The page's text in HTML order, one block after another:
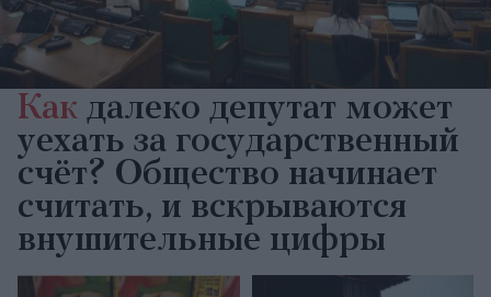
Как далеко депутат может
уехать за государственный
счёт? Общество начинает
считать, и вскрываются
внушительные цифры